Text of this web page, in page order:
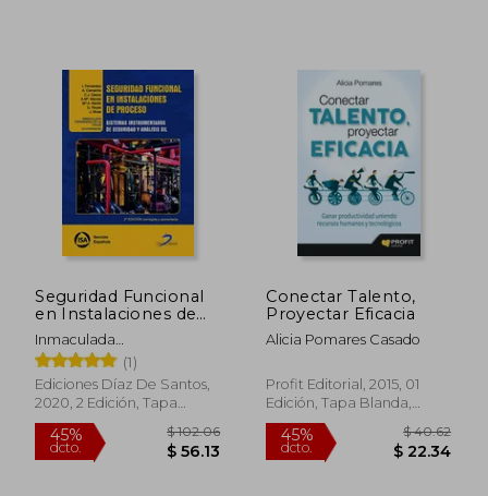
45%
dcto.
45%
dcto.
Seguridad Funcional
en Instalaciones de
Proceso 2ª
Edición(Sistemas
Instrumentados de
Seguridad y Analisis
Sil): Sistemas
Seguridad y Análisis sil
Inmaculada
Fern&Aacute;Ndez De La
Calle
(1)
Ediciones Díaz De Santos,
2020, 2 Edición, Tapa
Blanda, Nuevo
Conectar Talento,
Proyectar Eficacia
Alicia Pomares Casado
Profit Editorial, 2015, 01
Edición, Tapa Blanda,
Nuevo